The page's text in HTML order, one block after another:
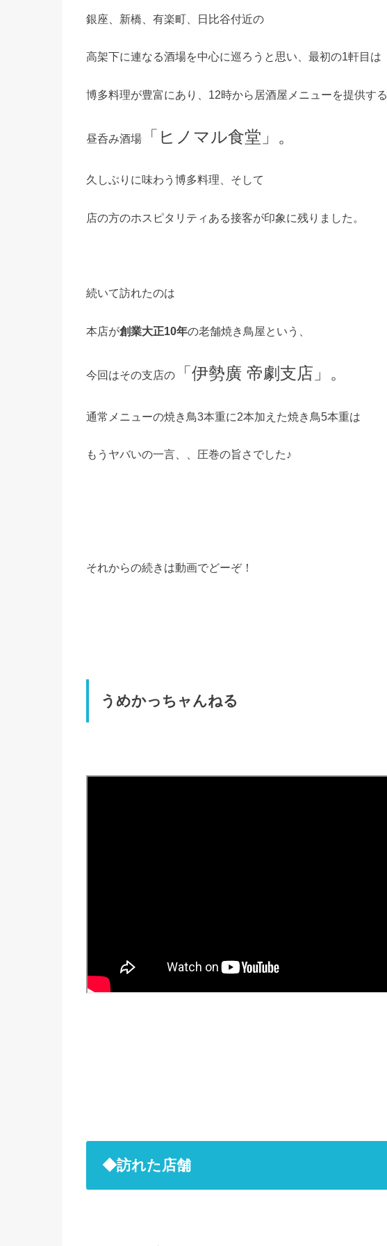
銀座、新橋、有楽町、日比谷付近の
高架下に連なる酒場を中心に巡ろうと思い、最初の1軒目は
博多料理が豊富にあり、12時から居酒屋メニューを提供する
昼呑み酒場 「ヒノマル食堂」。
久しぶりに味わう博多料理、そして
店の方のホスピタリティある接客が印象に残りました。
続いて訪れたのは
本店が創業大正10年の老舗焼き鳥屋という、
今回はその支店の 「伊勢廣 帝劇支店」。
通常メニューの焼き鳥3本重に2本加えた焼き鳥5本重は
もうヤバいの一言、、圧巻の旨さでした♪
それからの続きは動画でどーぞ！
うめかっちャんねる
◆訪れた店舗